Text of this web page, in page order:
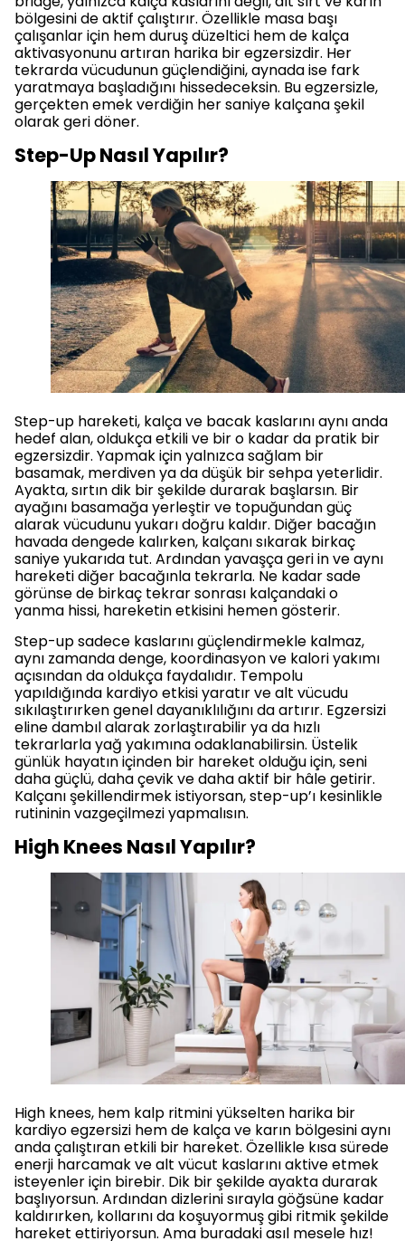
bölgesini de aktif çalıştırır. Özellikle masa başı
çalışanlar için hem duruş düzeltici hem de kalça
aktivasyonunu artıran harika bir egzersizdir. Her
tekrarda vücudunun güçlendiğini, aynada ise fark
yaratmaya başladığını hissedeceksin. Bu egzersizle,
gerçekten emek verdiğin her saniye kalçana şekil
olarak geri döner.
Step-Up Nasıl Yapılır?
Step-up hareketi, kalça ve bacak kaslarını aynı anda
hedef alan, oldukça etkili ve bir o kadar da pratik bir
egzersizdir. Yapmak için yalnızca sağlam bir
basamak, merdiven ya da düşük bir sehpa yeterlidir.
Ayakta, sırtın dik bir şekilde durarak başlarsın. Bir
ayağını basamağa yerleştir ve topuğundan güç
alarak vücudunu yukarı doğru kaldır. Diğer bacağın
havada dengede kalırken, kalçanı sıkarak birkaç
saniye yukarıda tut. Ardından yavaşça geri in ve aynı
hareketi diğer bacağınla tekrarla. Ne kadar sade
görünse de birkaç tekrar sonrası kalçandaki o
yanma hissi, hareketin etkisini hemen gösterir.
Step-up sadece kaslarını güçlendirmekle kalmaz,
aynı zamanda denge, koordinasyon ve kalori yakımı
açısından da oldukça faydalıdır. Tempolu
yapıldığında kardiyo etkisi yaratır ve alt vücudu
sıkılaştırırken genel dayanıklılığını da artırır. Egzersizi
eline dambıl alarak zorlaştırabilir ya da hızlı
tekrarlarla yağ yakımına odaklanabilirsin. Üstelik
günlük hayatın içinden bir hareket olduğu için, seni
daha güçlü, daha çevik ve daha aktif bir hâle getirir.
Kalçanı şekillendirmek istiyorsan, step-up’ı kesinlikle
rutininin vazgeçilmezi yapmalısın.
High Knees Nasıl Yapılır?
High knees, hem kalp ritmini yükselten harika bir
kardiyo egzersizi hem de kalça ve karın bölgesini aynı
anda çalıştıran etkili bir hareket. Özellikle kısa sürede
enerji harcamak ve alt vücut kaslarını aktive etmek
isteyenler için birebir. Dik bir şekilde ayakta durarak
başlıyorsun. Ardından dizlerini sırayla göğsüne kadar
kaldırırken, kollarını da koşuyormuş gibi ritmik şekilde
hareket ettiriyorsun. Ama buradaki asıl mesele hız!